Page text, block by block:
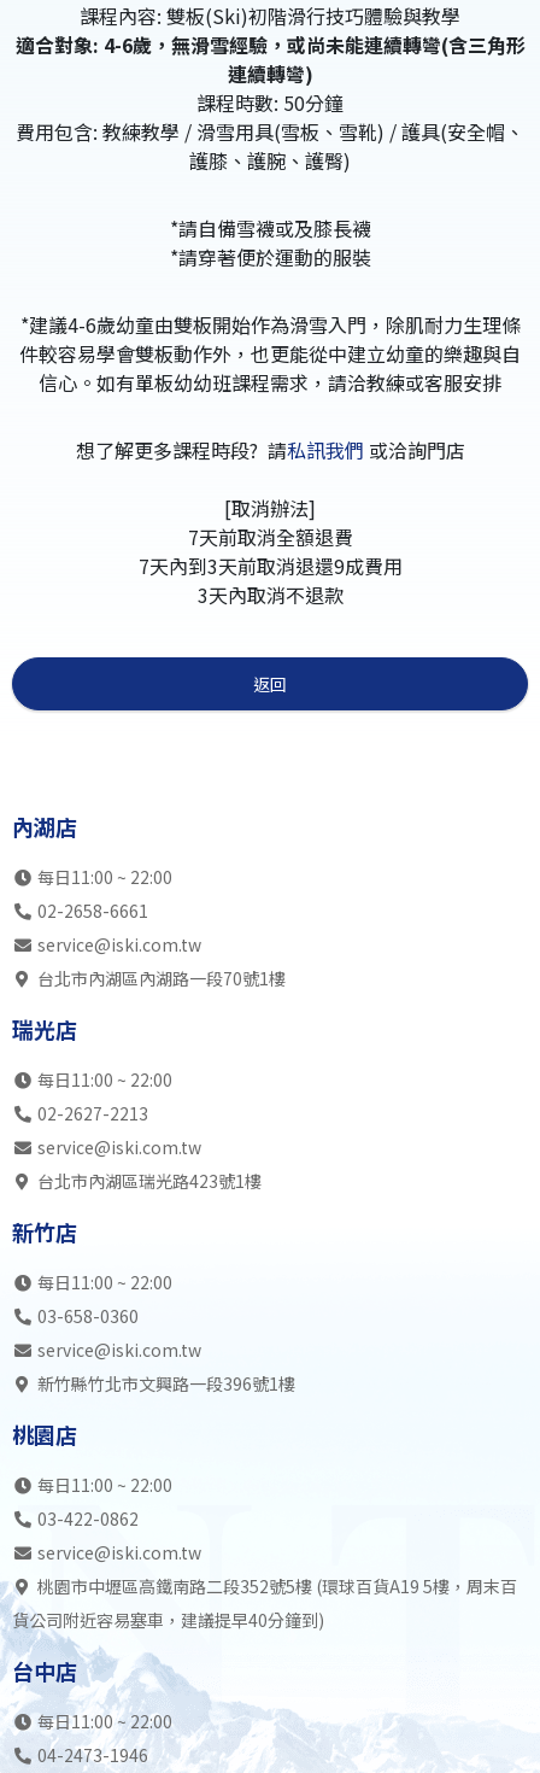
課程內容: 雙板(Ski)初階滑行技巧體驗與教學
適合對象: 4-6歲，無滑雪經驗，或尚未能連續轉彎(含三角形
連續轉彎)
課程時數: 50分鐘
費用包含: 教練教學 / 滑雪用具(雪板、雪靴) / 護具(安全帽、
護膝、護腕、護臀)
*請自備雪襪或及膝長襪
*請穿著便於運動的服裝
*建議4-6歲幼童由雙板開始作為滑雪入門，除肌耐力生理條
件較容易學會雙板動作外，也更能從中建立幼童的樂趣與自
信心。如有單板幼幼班課程需求，請洽教練或客服安排
想了解更多課程時段? 請私訊我們 或洽詢門店
[取消辦法]
7天前取消全額退費
7天內到3天前取消退還9成費用
3天內取消不退款
返回
內湖店
每日11:00 ~ 22:00
02-2658-6661
service@iski.com.tw
台北市內湖區內湖路一段70號1樓
瑞光店
每日11:00 ~ 22:00
02-2627-2213
service@iski.com.tw
台北市內湖區瑞光路423號1樓
新竹店
每日11:00 ~ 22:00
03-658-0360
service@iski.com.tw
新竹縣竹北市文興路一段396號1樓
桃園店
每日11:00 ~ 22:00
03-422-0862
service@iski.com.tw
桃園市中壢區高鐵南路二段352號5樓 (環球百貨A19 5樓，周末百
貨公司附近容易塞車，建議提早40分鐘到)
台中店
每日11:00 ~ 22:00
04-2473-1946